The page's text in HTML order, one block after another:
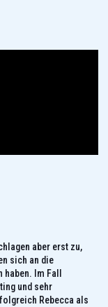
aber erst zu,
sich an die
Im Fall
und sehr
Rebecca als